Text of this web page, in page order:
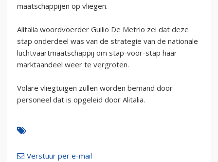
maatschappijen op vliegen.
Alitalia woordvoerder Guilio De Metrio zei dat deze
stap onderdeel was van de strategie van de nationale
luchtvaartmaatschappij om stap-voor-stap haar
marktaandeel weer te vergroten.
Volare vliegtuigen zullen worden bemand door
personeel dat is opgeleid door Alitalia.
Verstuur per e-mail